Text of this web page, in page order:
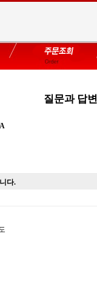
질문과 답변
다.